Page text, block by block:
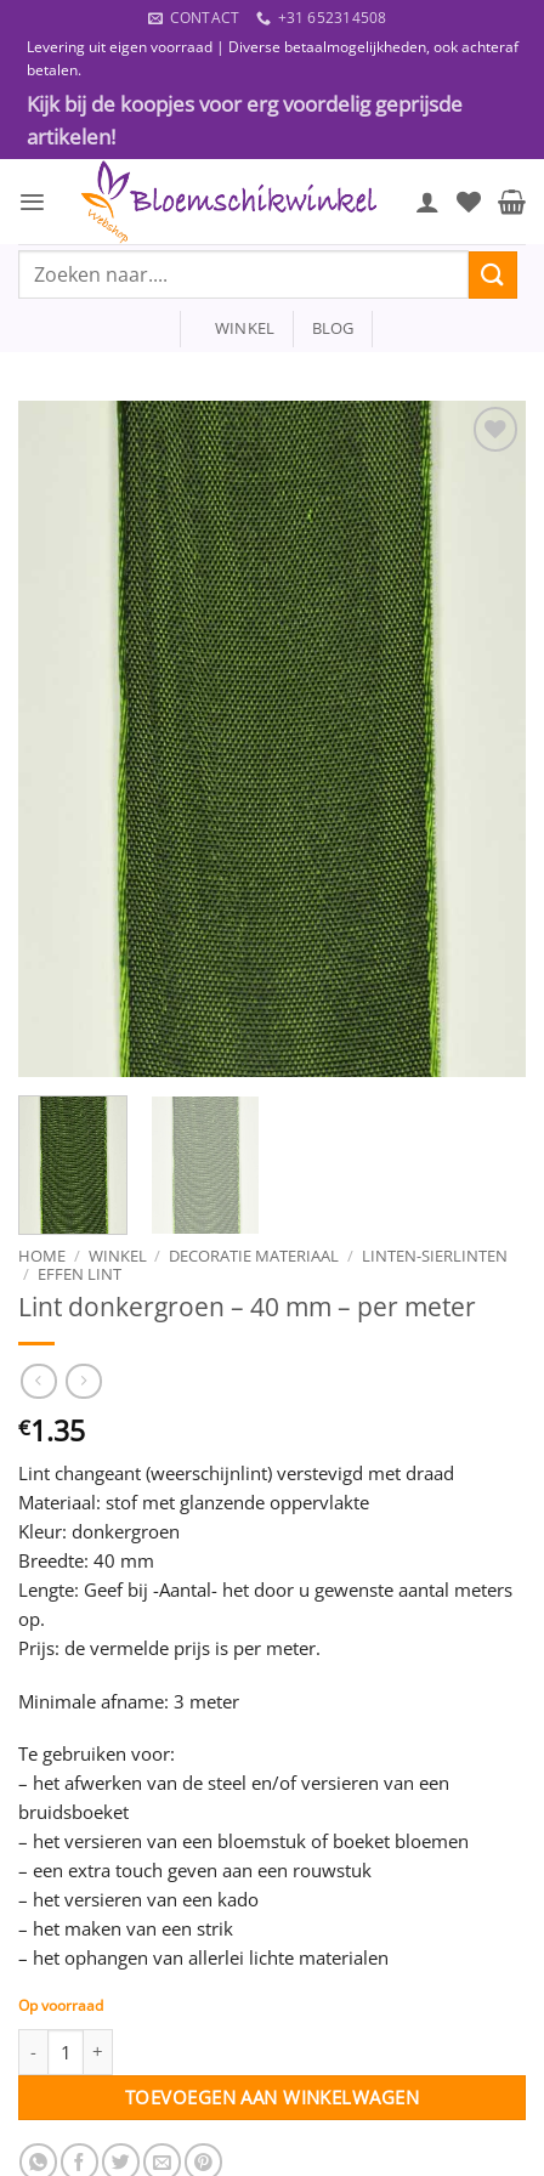
naar
inhoud
CONTACT
+31 652314508
Levering uit eigen voorraad | Diverse betaalmogelijkheden, ook achteraf
betalen.
Kijk bij de koopjes voor erg voordelig geprijsde
artikelen!
Zoeken
WINKEL BLOG
Toevoegen
HOME / WINKEL / DECORATIE MATERIAAL / LINTEN-SIERLINTEN
/ EFFEN LINT
Lint donkergroen – 40 mm – per meter
€1.35
Lint changeant (weerschijnlint) verstevigd met draad
Materiaal: stof met glanzende oppervlakte
Kleur: donkergroen
Breedte: 40 mm
Lengte: Geef bij -Aantal- het door u gewenste aantal meters
op.
Prijs: de vermelde prijs is per meter.
Minimale afname: 3 meter
Te gebruiken voor:
– het afwerken van de steel en/of versieren van een
bruidsboeket
– het versieren van een bloemstuk of boeket bloemen
– een extra touch geven aan een rouwstuk
– het versieren van een kado
– het maken van een strik
– het ophangen van allerlei lichte materialen
Op voorraad
TOEVOEGEN AAN WINKELWAGEN